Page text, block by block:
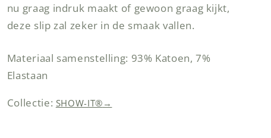
nu graag indruk maakt of gewoon graag kijkt,
deze slip zal zeker in de smaak vallen.
Materiaal samenstelling: 93% Katoen, 7%
Elastaan
Collectie: SHOW-IT® →